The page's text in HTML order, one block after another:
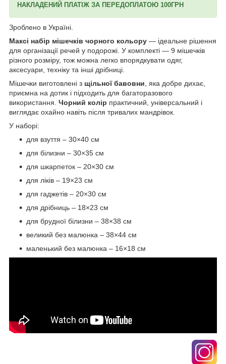
НАКЛАДЕНИЙ ПЛАТІЖ ЗА ПЕРЕДОПЛАТОЮ 100ГРН
Зроблено в Україні.
Максі набір мішечків чорного кольору — ідеальне рішення
для організації речей у подорожі. У комплекті — 9 мішечків
різного розміру, тож можна легко впорядкувати одяг,
аксесуари, техніку та інші дрібниці.
Мішечки виготовлені з щільної бавовни , яка добре дихає,
приємна на дотик і підходить для багаторазового
використання. Чорний колір практичний, універсальний і
виглядає охайно навіть після тривалих мандрівок.
У наборі:
для взуття – 30×40 см
для білизни – 30×35 см
для шкарпеток – 20×30 см
для ліків – 19×23 см
для гаджетів – 20×30 см
для дрібниць – 18×23 см
для брудної білизни – 38×38 см
великий без малюнка – 38×44 см
маленький без малюнка – 16×18 см